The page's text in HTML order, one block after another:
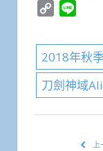
Copy
2018年秋
刀劍神域
上